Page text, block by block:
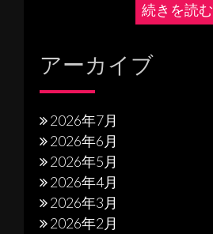
続きを読む
アーカイブ
2026年7月
2026年6月
2026年5月
2026年4月
2026年3月
2026年2月